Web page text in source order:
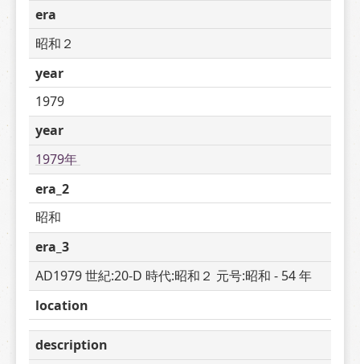
era
昭和２
year
1979
year
1979年
era_2
昭和
era_3
AD1979 世紀:20-D 時代:昭和２ 元号:昭和 - 54 年
location
description